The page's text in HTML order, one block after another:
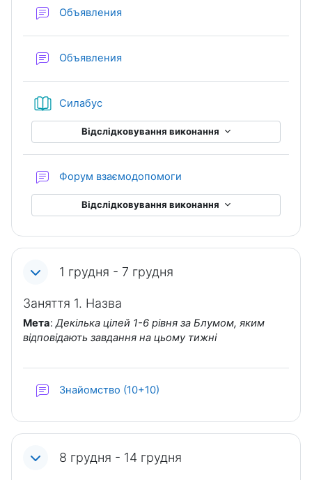
Объявления
Объявления
СилабусКнига
Відслідковування виконання
Форум взаємодопомоги
Відслідковування виконання
1 грудня - 7 грудня
Заняття 1. Назва
Мета:Декілька цілей 1-6 рівня за Блумом, яким
відповідають завдання на цьому тижні
Знайомство (10+10)
8 грудня - 14 грудня